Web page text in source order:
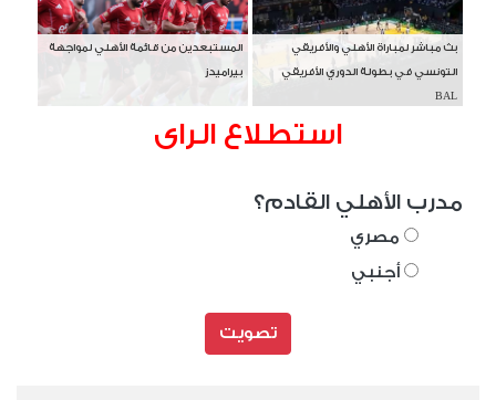
بث مباشر لمباراة الأهلي والأفريقي
التونسي في بطولة الدوري الأفريقي
BAL
المستبعدين من قائمة الأهلي لمواجهة
بيراميدز
استطلاع الراى
مدرب الأهلي القادم؟
مصري
أجنبي
تصويت